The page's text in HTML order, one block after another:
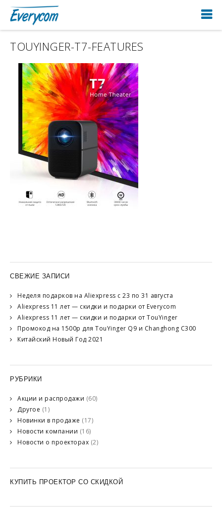
TOUYINGER-T7-FEATURES
СВЕЖИЕ ЗАПИСИ
Неделя подарков на Aliexpress с 23 по 31 августа
Aliexpress 11 лет — скидки и подарки от Everycom
Aliexpress 11 лет — скидки и подарки от TouYinger
Промокод на 1500р для TouYinger Q9 и Changhong C300
Китайский Новый Год 2021
РУБРИКИ
Акции и распродажи (60)
Другое (1)
Новинки в продаже (17)
Новости компании (16)
Новости о проекторах (2)
КУПИТЬ ПРОЕКТОР СО СКИДКОЙ